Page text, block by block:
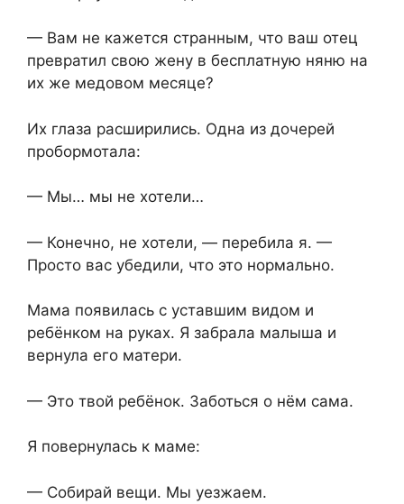
— Вам не кажется странным, что ваш отец
превратил свою жену в бесплатную няню на
их же медовом месяце?
Их глаза расширились. Одна из дочерей
пробормотала:
— Мы… мы не хотели…
— Конечно, не хотели, — перебила я. —
Просто вас убедили, что это нормально.
Мама появилась с уставшим видом и
ребёнком на руках. Я забрала малыша и
вернула его матери.
— Это твой ребёнок. Заботься о нём сама.
Я повернулась к маме:
— Собирай вещи. Мы уезжаем.